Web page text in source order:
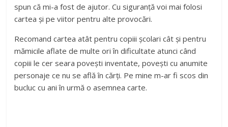
spun că mi-a fost de ajutor. Cu siguranță voi mai folosi
cartea și pe viitor pentru alte provocări.
Recomand cartea atât pentru copiii școlari cât și pentru
mămicile aflate de multe ori în dificultate atunci când
copiii le cer seara povești inventate, povești cu anumite
personaje ce nu se află în cărți. Pe mine m-ar fi scos din
bucluc cu ani în urmă o asemnea carte.